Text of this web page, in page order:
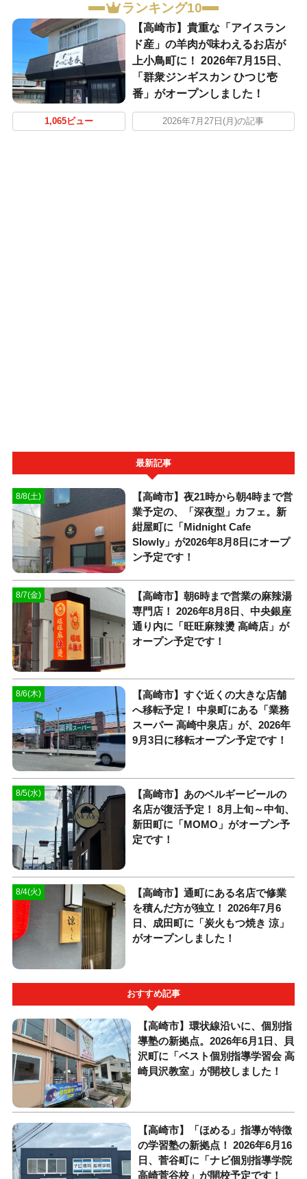
ランキング10
【高崎市】貴重な「アイスラン
ド産」の羊肉が味わえるお店が
上小鳥町に！ 2026年7月15日、
「群衆ジンギスカン ひつじ壱
番」がオープンしました！
1,065ビュー 2026年7月27日(月)の記事
最新記事
8/8(土)
【高崎市】夜21時から朝4時まで営
業予定の、「深夜型」カフェ。新
紺屋町に「Midnight Cafe
Slowly」が2026年8月8日にオープ
ン予定です！
8/7(金)
【高崎市】朝6時まで営業の麻辣湯
専門店！ 2026年8月8日、中央銀座
通り内に「旺旺麻辣燙 高崎店」が
オープン予定です！
8/6(木)
【高崎市】すぐ近くの大きな店舗
へ移転予定！ 中泉町にある「業務
スーパー 高崎中泉店」が、2026年
9月3日に移転オープン予定です！
8/5(水)
【高崎市】あのベルギービールの
名店が復活予定！ 8月上旬～中旬、
新田町に「MOMO」がオープン予
定です！
8/4(火)
【高崎市】通町にある名店で修業
を積んだ方が独立！ 2026年7月6
日、成田町に「炭火もつ焼き 涼」
がオープンしました！
おすすめ記事
【高崎市】環状線沿いに、個別指
導塾の新拠点。2026年6月1日、貝
沢町に「ベスト個別指導学習会 高
崎貝沢教室」が開校しました！
【高崎市】「ほめる」指導が特徴
の学習塾の新拠点！ 2026年6月16
日、菅谷町に「ナビ個別指導学院
高崎菅谷校」が開校予定です！